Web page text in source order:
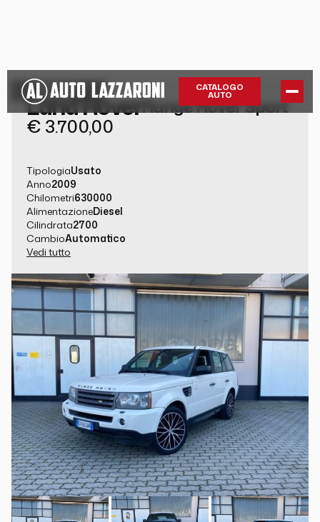
CATALOGO
AUTO
Land RoverRange Rover Sport
€ 3.700,00
TipologiaUsato
Anno2009
Chilometri630000
AlimentazioneDiesel
Cilindrata2700
CambioAutomatico
Vedi tutto
GUARDA LA
GALLERY